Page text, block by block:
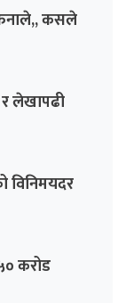
कसले
लेखापढी
विनिमयदर
करोड